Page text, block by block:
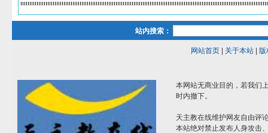
站内搜索：
网站首页| 关于本站| 版
本网站无商业目的，若我们
时内撤下。
天主教在线维护网友自由评
本站绝对禁止发布人身攻击